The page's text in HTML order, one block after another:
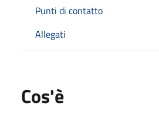
Punti di contatto
Allegati
Cos'è